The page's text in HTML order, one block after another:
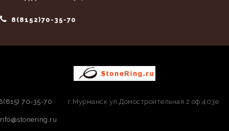
8(8152)70-35-70
г.Мурманск ул.Домостроительная 2 оф.403е
70-35-70